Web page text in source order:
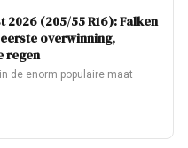
(205/55 R16): Falken
overwinning,
regen
de enorm populaire maat